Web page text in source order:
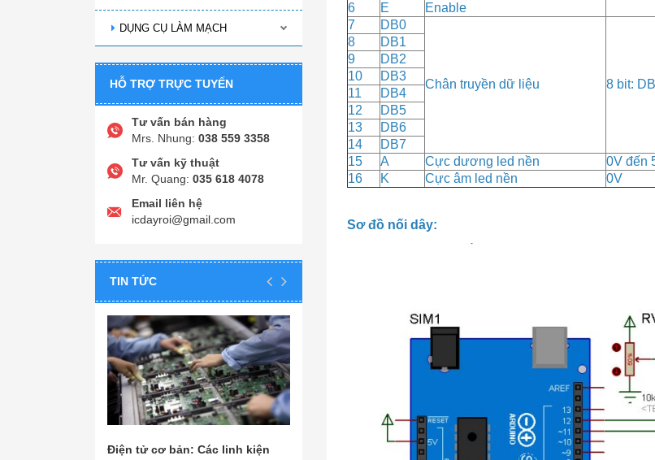
DỤNG CỤ LÀM MẠCH
HỖ TRỢ TRỰC TUYẾN
Tư vấn bán hàng
Mrs. Nhung: 038 559 3358
Tư vấn kỹ thuật
Mr. Quang: 035 618 4078
Email liên hệ
icdayroi@gmail.com
TIN TỨC
Điện tử cơ bản: Các linh kiện
6
E
Enable
7
DB0
Chân truyền dữ liệu 8 bit:
8
DB1
9
DB2
10
DB3
11
DB4
12
DB5
13
DB6
14
DB7
15
A Cực dương led nền
0V đến
16
K Cực âm led nền 0V
Sơ đồ nối dây: